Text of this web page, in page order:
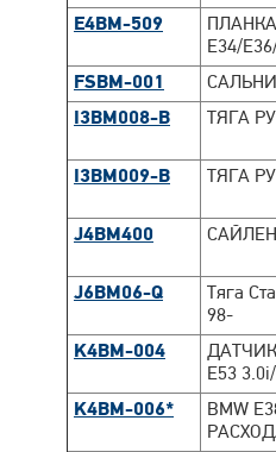
E4BM-509
E34/
FSBM-001
I3BM008-B
ТЯГА
I3BM009-B ТЯГА
J4BM400
J6BM06-Q
Тяга
98-
K4BM-004
ДАТЧИК
E53
K4BM-006*
BMW